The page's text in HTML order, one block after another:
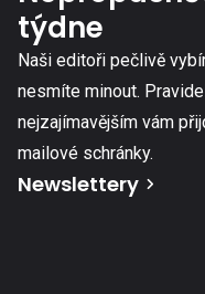
týdne
Naši editoři pečlivě
nesmíte minout.
nejzajímavějším vám
mailové schránky.
Newslettery